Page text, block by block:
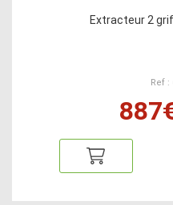
Extracteur 2
Ref :